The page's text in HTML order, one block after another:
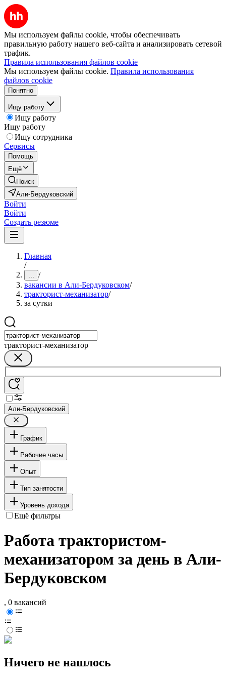
Мы используем файлы cookie, чтобы обеспечивать
правильную работу нашего веб-сайта и анализировать сетевой
трафик.
Правила использования файлов cookie
Мы используем файлы cookie. Правила использования
файлов cookie
Понятно
Ищу работу
Ищу работу
Ищу работу
Ищу сотрудника
Сервисы
Помощь
Ещё
Поиск
Али-Бердуковский
Войти
Войти
Создать резюме
Главная
/
... /
вакансии в Али-Бердуковском/
тракторист-механизатор/
за сутки
тракторист-механизатор
Али-Бердуковский
График
Рабочие часы
Опыт
Тип занятости
Уровень дохода
Ещё фильтры
Работа трактористом-
механизатором за день в Али-
Бердуковском
, 0 вакансий
Ничего не нашлось